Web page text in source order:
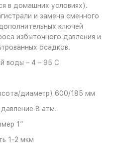
в домашних условиях).
и замена сменного
ключей
избыточного давления и
осадков.
воды – 4 – 95 С
диаметр) 600/185 мм
8 атм.
1”
1-2 мкм